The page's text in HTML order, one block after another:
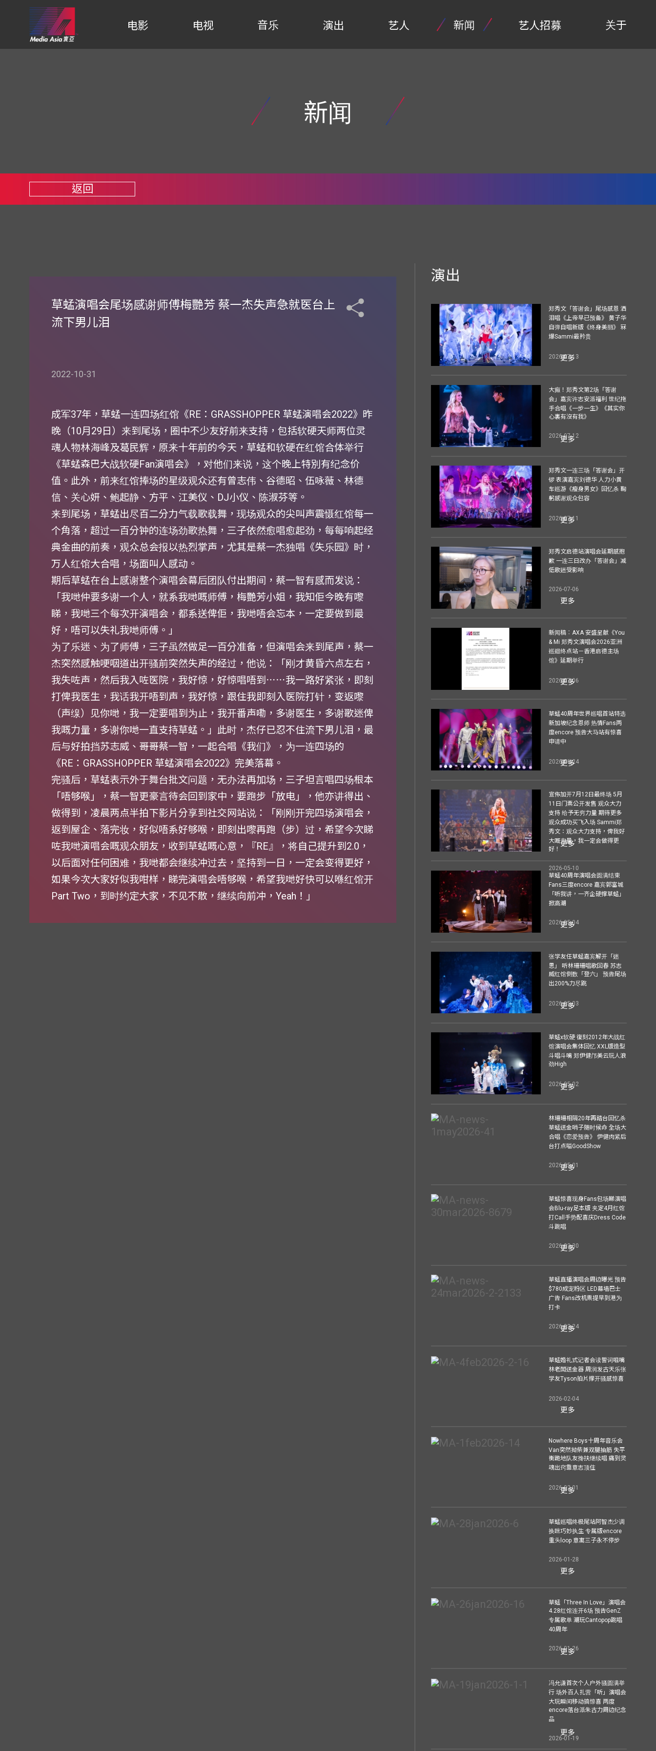
电影 电视 音乐 演出 艺人 新闻 艺人招募 关于
新闻
返回
草蜢演唱会尾场感谢师傅梅艷芳 蔡一杰失声急就医台上
流下男儿泪
2022-10-31
成军37年，草蜢一连四场红馆《RE：GRASSHOPPER 草蜢演唱会2022》昨
晚（10月29日）来到尾场，圈中不少友好前来支持，包括软硬天师两位灵
魂人物林海峰及葛民辉，原来十年前的今天，草蜢和软硬在红馆合体举行
《草蜢森巴大战软硬Fan演唱会》，对他们来说，这个晚上特別有纪念价
值。此外，前来红馆捧场的星级观众还有曾志伟、谷德昭、伍咏薇、林德
信、关心妍、鲍起静、方平、江美仪、DJ小仪、陈淑芬等。
来到尾场，草蜢出尽百二分力气载歌载舞，现场观众的尖叫声震慑红馆每一
个角落，超过一百分钟的连场劲歌热舞，三子依然愈唱愈起劲，每每响起经
典金曲的前奏，观众总会报以热烈掌声，尤其是蔡一杰独唱《失乐园》时，
万人红馆大合唱，场面叫人感动。
期后草蜢在台上感谢整个演唱会幕后团队付出期间，蔡一智有感而发说：
「我哋仲要多谢一个人，就系我哋嘅师傅，梅艷芳小姐，我知佢今晚有嚟
睇，我哋三个每次开演唱会，都系送俾佢，我哋唔会忘本，一定要做到最
好，唔可以失礼我哋师傅。」
为了乐迷、为了师傅，三子虽然做足一百分准备，但演唱会来到尾声，蔡一
杰突然感触哽咽道出开骚前突然失声的经过，他说：「刚才黄昏六点左右，
我失咗声，然后我入咗医院，我好惊，好惊唱唔到⋯⋯我一路好紧张，即刻
打俾我医生，我话我开唔到声，我好惊，跟住我即刻入医院打针，变返嚟
（声缐）见你哋，我一定要唱到为止，我开番声嘞，多谢医生，多谢歌迷俾
我嘅力量，多谢你哋一直支持草蜢。」此时，杰仔已忍不住流下男儿泪，最
后与好拍挡苏志威、哥哥蔡一智，一起合唱《我们》，为一连四场的
《RE：GRASSHOPPER 草蜢演唱会2022》完美落幕。
完骚后，草蜢表示外于舞台批文问题，无办法再加场，三子坦言唱四场根本
「唔够喉」，蔡一智更豪言待会回到家中，要跑步「放电」，他亦讲得出、
做得到，凌晨两点半拍下影片分享到社交网站说：「刚刚开完四场演唱会，
返到屋企、落完妆，好似唔系好够喉，即刻出嚟再跑（步）过，希望今次睇
咗我哋演唱会嘅观众朋友，收到草蜢嘅心意，『RE』，将自己提升到2.0，
以后面对任何困难，我哋都会继续冲过去，坚持到一日，一定会变得更好，
如果今次大家好似我咁样，睇完演唱会唔够喉，希望我哋好快可以喺红馆开
Part Two，到时约定大家，不见不散，继续向前冲，Yeah！」
演出
郑秀文「答谢会」尾场感恩 洒
泪唱《上帝早已预备》 黄子华
自弹自唱新版《终身美丽》 冧
爆Sammi最矜贵
2026-07-13
更多
大癫！郑秀文第2场「答谢
会」嘉宾许志安派福利 世纪拖
手合唱《一步一生》《其实你
心裏有沒有我》
2026-07-12
更多
郑秀文一连三场「答谢会」开
锣 表演嘉宾刘德华 人力小黄
车巡游《瘦身男女》回忆杀 鞠
躬感谢观众包容
2026-07-11
更多
郑秀文启德站演唱会延期感抱
歉 一连三日改办「答谢会」减
低歌迷受影响
2026-07-06
更多
新闻稿︰AXA 安盛呈献《You
& Mi 郑秀文演唱会2026亚洲
巡迴终点站－香港启德主场
馆》延期举行
2026-07-06
更多
草蜢40周年世界巡唱首站特选
新加坡纪念恩师 热情Fans两
度encore 预告大马站有惊喜
申请中
2026-06-24
更多
宣佈加开7月12日最终场 5月
11日门票公开发售 观众大力
支持 给予无穷力量 期待更多
观众成功买飞入场 Sammi郑
秀文：观众大力支持，俾我好
大嘅力量，我一定会做得更
好！
2026-05-10
更多
草蜢40周年演唱会圆满结束
Fans三度encore 嘉宾郭富城
「听我讲，一齐企硬撑草蜢」
掀高潮
2026-05-04
更多
张学友任草蜢嘉宾解开「迷
思」 听林珊珊唱歌回春 苏志
威红馆倒数「登六」 预告尾场
出200%力尽跳
2026-05-03
更多
草蜢x软硬 復刻2012年大战红
馆演唱会集体回忆 XXL版造型
斗唱斗嘴 郑伊健邝美云玩人浪
劲High
2026-05-02
更多
林珊珊相隔20年再踏台回忆杀
草蜢送金哨子随时候命 全场大
合唱《恋爱预告》 伊健肉紧后
台打点嗌GoodShow
2026-05-01
更多
草蜢惊喜现身Fans包场睇演唱
会Blu-ray足本版 夹定4月红馆
打Call手势配喜庆Dress Code
斗跳唱
2026-03-30
更多
草蜢直播演唱会周边曝光 预告
$780成宠粉区 LED幕墙巴士
广告 Fans改机票提早到港为
打卡
2026-03-24
更多
草蜢婚礼式记者会读誓词咀嘴
林老闆送金器 周润发古天乐张
学友Tyson拍片撑开骚感惊喜
2026-02-04
更多
Nowhere Boys十周年音乐会
Van突然拗柴兼双腿抽筋 失平
衡跪地队友搀扶继续唱 痛到灵
魂出窍靠意志顶住
2026-02-01
更多
草蜢巡唱终极尾站阿智杰少调
换咪巧妙执生 专属版encore
重头loop 意寓三子永不停步
2026-01-28
更多
草蜢「Three In Love」演唱会
4.28红馆连开6场 预告GenZ
专属歌单 潮玩Cantopop跳唱
40周年
2026-01-26
更多
冯允谦首次个人户外骚圆满举
行 场外百人扎营「听」演唱会
大玩瞬间移动搞惊喜 两度
encore落台派朱古力周边纪念
品
2026-01-19
更多